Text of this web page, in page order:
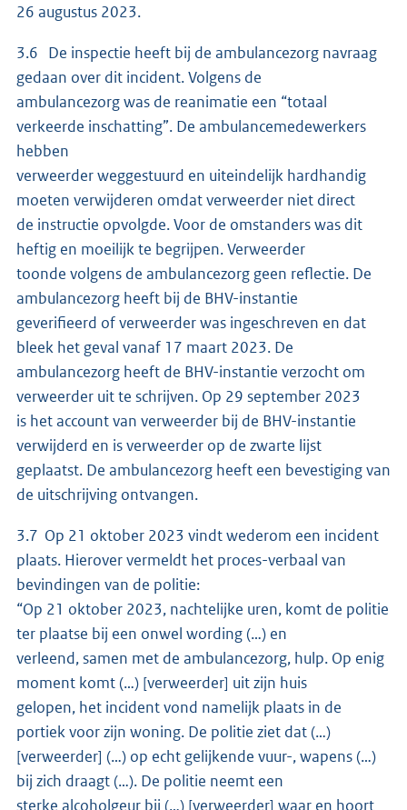
26 augustus 2023.
3.6 De inspectie heeft bij de ambulancezorg navraag
gedaan over dit incident. Volgens de
ambulancezorg was de reanimatie een “totaal
verkeerde inschatting”. De ambulancemedewerkers
hebben
verweerder weggestuurd en uiteindelijk hardhandig
moeten verwijderen omdat verweerder niet direct
de instructie opvolgde. Voor de omstanders was dit
heftig en moeilijk te begrijpen. Verweerder
toonde volgens de ambulancezorg geen reflectie. De
ambulancezorg heeft bij de BHV-instantie
geverifieerd of verweerder was ingeschreven en dat
bleek het geval vanaf 17 maart 2023. De
ambulancezorg heeft de BHV-instantie verzocht om
verweerder uit te schrijven. Op 29 september 2023
is het account van verweerder bij de BHV-instantie
verwijderd en is verweerder op de zwarte lijst
geplaatst. De ambulancezorg heeft een bevestiging van
de uitschrijving ontvangen.
3.7 Op 21 oktober 2023 vindt wederom een incident
plaats. Hierover vermeldt het proces-verbaal van
bevindingen van de politie:
“Op 21 oktober 2023, nachtelijke uren, komt de politie
ter plaatse bij een onwel wording (…) en
verleend, samen met de ambulancezorg, hulp. Op enig
moment komt (…) [verweerder] uit zijn huis
gelopen, het incident vond namelijk plaats in de
portiek voor zijn woning. De politie ziet dat (…)
[verweerder] (…) op echt gelijkende vuur-, wapens (…)
bij zich draagt (…). De politie neemt een
sterke alcoholgeur bij (…) [verweerder] waar en hoort